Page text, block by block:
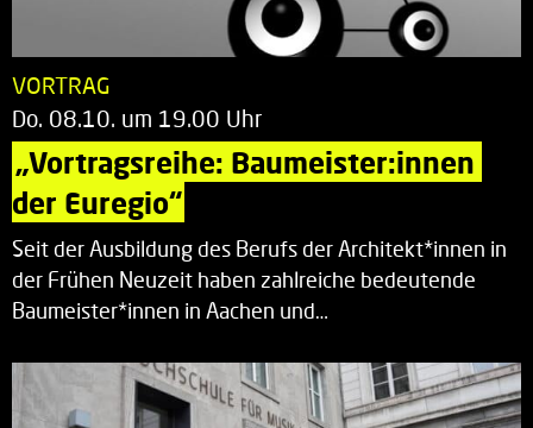
VORTRAG
Do. 08.10. um 19.00 Uhr
„Vortragsreihe: Baumeister:innen
der Euregio“
Seit der Ausbildung des Berufs der Architekt*innen in
der Frühen Neuzeit haben zahlreiche bedeutende
Baumeister*innen in Aachen und…